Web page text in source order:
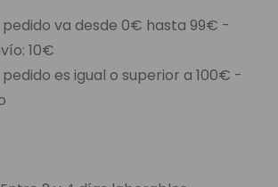
pedido va desde 0€ hasta 99€ -
10€
es igual o superior a 100€ -